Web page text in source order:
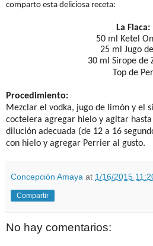
comparto esta deliciosa receta:
La Flaca:
50 ml Ketel
25 ml Jugo
30 ml Sirope de
Top de
Procedimiento:
Mezclar el vodka, jugo de limón y el
coctelera agregar hielo y agitar
dilución adecuada (de 12 a 16
con hielo y agregar Perrier al gusto.
Concepción Amaya at 1/16/2015
Compartir
No hay comentarios: